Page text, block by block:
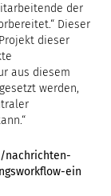
der
Dieser
dieser
aus diesem
werden,
nachrichten-
ein